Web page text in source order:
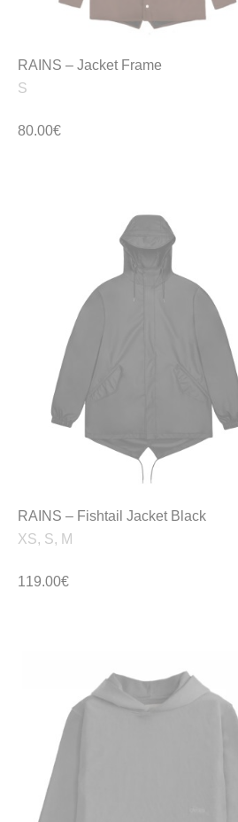
RAINS – Jacket Frame
S
80.00€
RAINS – Fishtail Jacket Black
XS, S, M
119.00€